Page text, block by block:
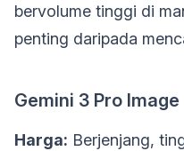
bervolume tinggi di
penting daripada
Gemini 3 Pro
Harga: Berjenjang,